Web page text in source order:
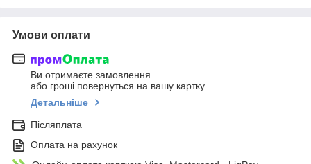
Умови оплати
Ви отримаєте замовлення
або гроші повернуться на вашу картку
Детальніше
Післяплата
Оплата на рахунок